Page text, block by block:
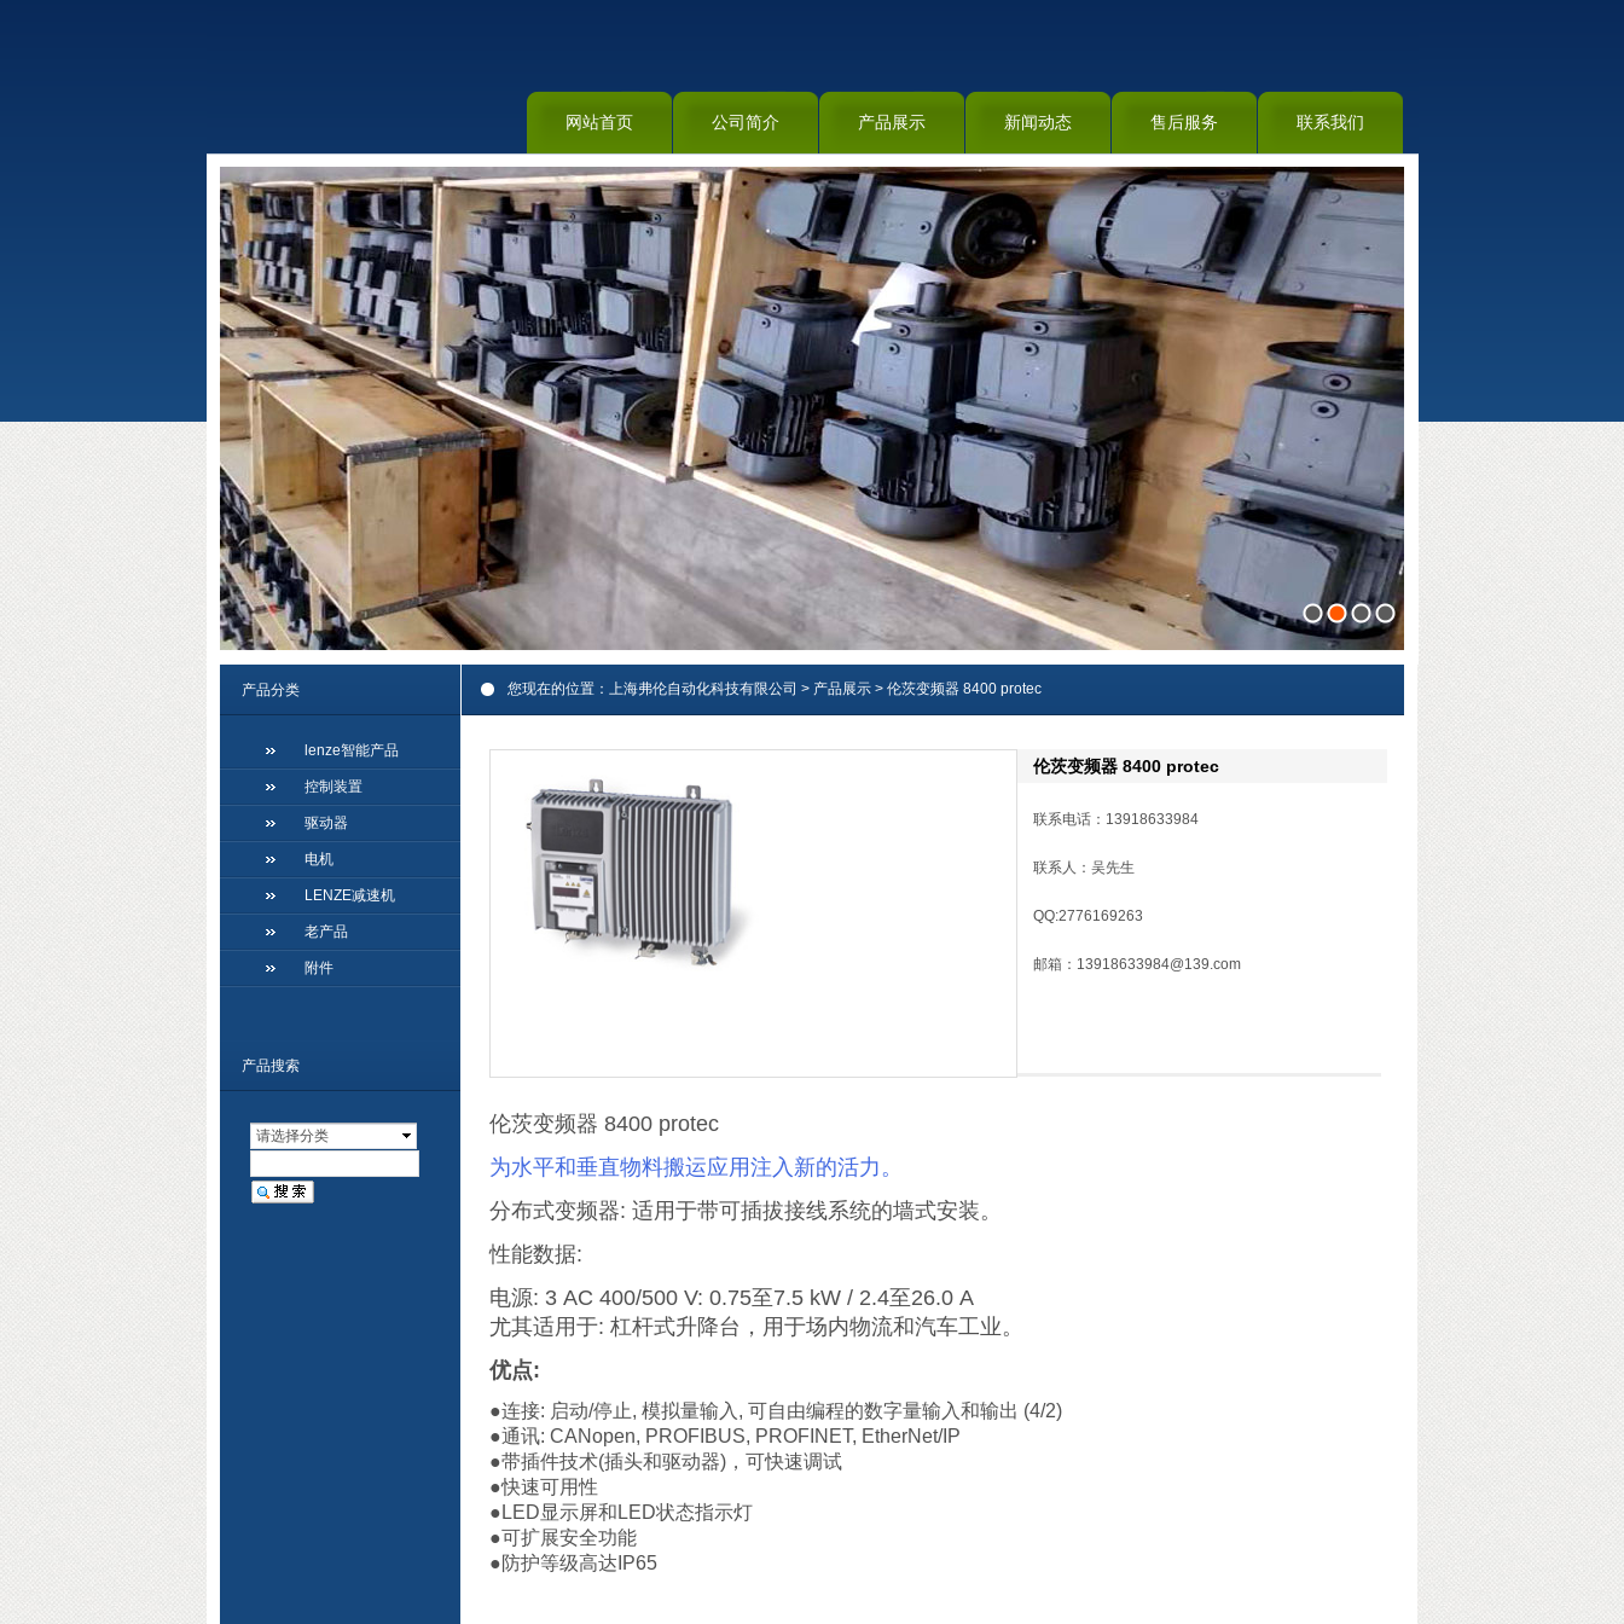
1 2 3 4
网站首页 公司简介 产品展示 新闻动态 售后服务 联系我们
产品搜索
请选择分类
您现在的位置： 上海弗伦自动化科技有限公司 > 产品展示 > 伦茨变频器 8400 protec
伦茨变频器 8400 protec
联系电话：13918633984
联系人：吴先生
QQ:2776169263
邮箱：13918633984@139.com
伦茨变频器 8400 protec
为水平和垂直物料搬运应用注入新的活力。
分布式变频器: 适用于带可插拔接线系统的墙式安装。
性能数据:
电源: 3 AC 400/500 V: 0.75至7.5 kW / 2.4至26.0 A
尤其适用于: 杠杆式升降台，用于场内物流和汽车工业。
优点:
●连接: 启动/停止, 模拟量输入, 可自由编程的数字量输入和输出 (4/2)
●通讯: CANopen, PROFIBUS, PROFINET, EtherNet/IP
●带插件技术(插头和驱动器)，可快速调试
●快速可用性
●LED显示屏和LED状态指示灯
●可扩展安全功能
●防护等级高达IP65
产品分类
lenze智能产品
控制装置
驱动器
电机
LENZE减速机
老产品
附件